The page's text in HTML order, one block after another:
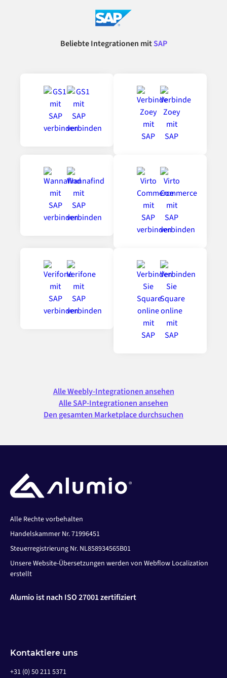
Beliebte Integrationen mitSAP
Alle Weebly-Integrationen ansehen
Alle SAP-Integrationen ansehen
Den gesamten Marketplace durchsuchen
Alle Rechte vorbehalten
Handelskammer Nr. 71996451
Steuerregistrierung Nr. NL858934565B01
Unsere Website-Übersetzungen werden von Webflow Localization
erstellt
Alumio ist nach ISO 27001 zertifiziert
Kontaktiere uns
+31 (0) 50 211 5371